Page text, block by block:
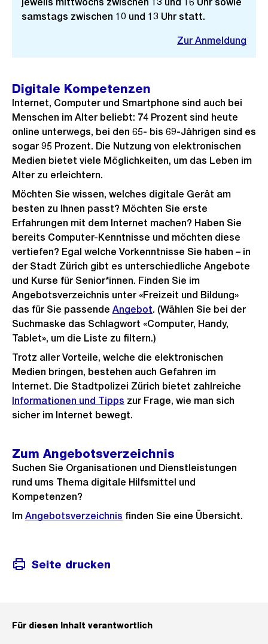
samstags zwischen 10 und 13 Uhr statt.
Zur Anmeldung
Digitale Kompetenzen
Internet, Computer und Smartphone sind auch bei
Menschen im Alter beliebt: 74 Prozent sind heute
online unterwegs, bei den 65- bis 69-Jährigen sind es
sogar 95 Prozent. Die Nutzung von elektronischen
Medien bietet viele Möglichkeiten, um das Leben im
Alter zu erleichtern.
Möchten Sie wissen, welches digitale Gerät am
besten zu Ihnen passt? Möchten Sie erste
Erfahrungen mit dem Internet machen? Haben Sie
bereits Computer-Kenntnisse und möchten diese
vertiefen? Egal welche Vorkenntnisse Sie haben – in
der Stadt Zürich gibt es unterschiedliche Angebote
und Kurse für Senior*innen. Finden Sie im
Angebotsverzeichnis unter «Freizeit und Bildung»
das für Sie passende Angebot. (Wählen Sie bei der
Suchmaske das Schlagwort «Computer, Handy,
Tablet», um die Liste zu filtern.)
Trotz aller Vorteile, welche die elektronischen
Medien bringen, bestehen auch Gefahren im
Internet. Die Stadtpolizei Zürich bietet zahlreiche
Informationen und Tipps zur Frage, wie man sich
sicher im Internet bewegt.
Zum Angebotsverzeichnis
Suchen Sie Organisationen und Dienstleistungen
rund ums Thema digitale Hilfsmittel und
Kompetenzen?
Im Angebotsverzeichnis finden Sie eine Übersicht.
Seite drucken
Für diesen Inhalt verantwortlich